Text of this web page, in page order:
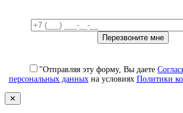
"Отправляя эту форму, Вы даете
персональных данныхна условиях Политики
✕